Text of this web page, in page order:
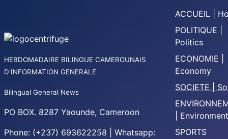
HEBDOMADAIRE BILINGUE CAMEROUNAIS
D'INFORMATION GENERALE
Bilingual General News
PO BOX. 8287 Yaounde, Cameroon
Phone: (+237) 693622258 | Whatsapp:
ACCUEIL |
POLITIQUE |
Politics
ECONOMIE |
Economy
SOCIETE |
| Environment
SPORTS